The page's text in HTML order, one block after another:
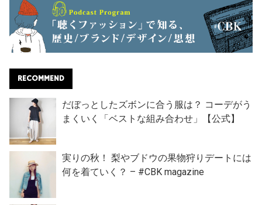
RECOMMEND
だぼっとしたズボンに合う服は？ コーデがう
まくいく「ベストな組み合わせ」【公式】
実りの秋！ 梨やブドウの果物狩りデートには
何を着ていく？ – #CBK magazine